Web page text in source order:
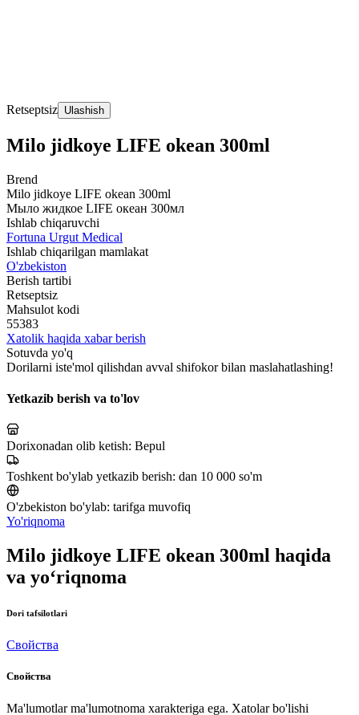
Retseptsiz Ulashish
Milo jidkoye LIFE okean 300ml
Brend
Milo jidkoye LIFE okean 300ml
Мыло жидкое LIFE океан 300мл
Ishlab chiqaruvchi
Fortuna Urgut Medical
Ishlab chiqarilgan mamlakat
O'zbekiston
Berish tartibi
Retseptsiz
Mahsulot kodi
55383
Xatolik haqida xabar berish
Sotuvda yo'q
Dorilarni iste'mol qilishdan avval shifokor bilan maslahatlashing!
Yetkazib berish va to'lov
Dorixonadan olib ketish: Bepul
Toshkent bo'ylab yetkazib berish: dan 10 000 so'm
O'zbekiston bo'ylab: tarifga muvofiq
Yo'riqnoma
Milo jidkoye LIFE okean 300ml haqida
va yo‘riqnoma
Dori tafsilotlari
Свойства
Свойства
Ma'lumotlar ma'lumotnoma xarakteriga ega. Xatolar bo'lishi